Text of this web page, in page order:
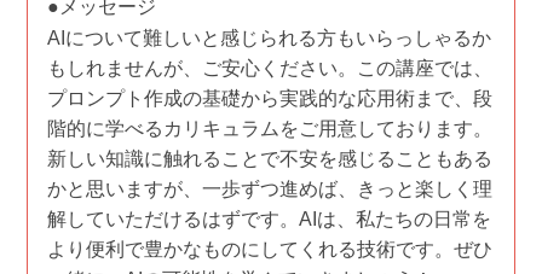
●メッセージ
AIについて難しいと感じられる方もいらっしゃるか
もしれませんが、ご安心ください。この講座では、
プロンプト作成の基礎から実践的な応用術まで、段
階的に学べるカリキュラムをご用意しております。
新しい知識に触れることで不安を感じることもある
かと思いますが、一歩ずつ進めば、きっと楽しく理
解していただけるはずです。AIは、私たちの日常を
より便利で豊かなものにしてくれる技術です。ぜひ